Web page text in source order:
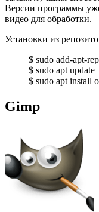
Версии программы
видео для обработки.
Установки из
$ sudo add-apt-
$ sudo apt update
$ sudo apt install
Gimp